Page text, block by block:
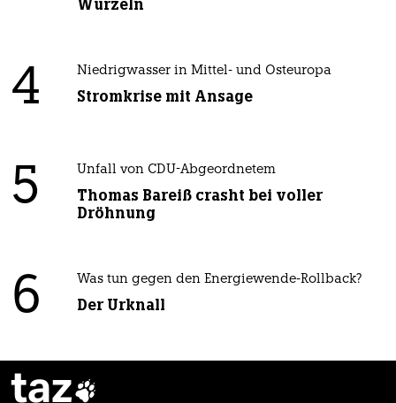
Wurzeln
4 Niedrigwasser in Mittel- und Osteuropa
Stromkrise mit Ansage
5 Unfall von CDU-Abgeordnetem
Thomas Bareiß crasht bei voller
Dröhnung
6 Was tun gegen den Energiewende-Rollback?
Der Urknall
taz